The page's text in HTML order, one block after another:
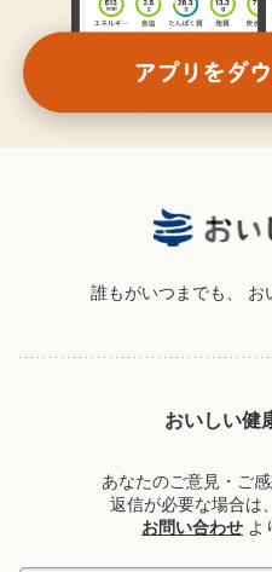
誰もがいつまでも、 お
おいしい健
あなたのご意見・ご
返信が必要な場合は
お問い合わせ よ